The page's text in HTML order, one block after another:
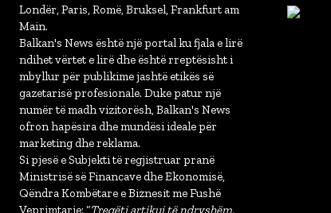
Londër, Paris, Romë, Bruksel, Frankfurt am
Main.
Balkan's News është një portal ku fjala e lirë
ndihet vërtet e lirë dhe është rreptësisht i
mbyllur për publikime jashtë etikës së
gazetarisë profesionale. Duke patur një
numër të madh vizitorësh, Balkan's News
ofron hapësira dhe mundësi ideale për
marketing dhe reklama.
Si pjesë e Subjekti të regjistruar pranë
Ministrisë së Financave dhe Ekonomisë,
Qëndra Kombëtare e Biznesit me Fushë
Veprimtarie: “Tregëti artikuj të ndryshëm,